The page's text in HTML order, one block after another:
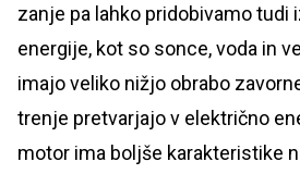
zanje pa lahko pridobivamo tudi
energije, kot so sonce, voda in
imajo veliko nižjo obrabo
trenje pretvarjajo v električno
motor ima boljše karakteristike